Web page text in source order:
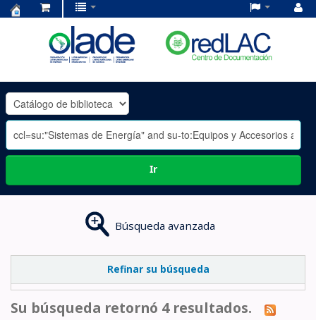
OLADE
-
Ir
Búsqueda avanzada
Refinar su búsqueda
Su búsqueda retornó 4 resultados.